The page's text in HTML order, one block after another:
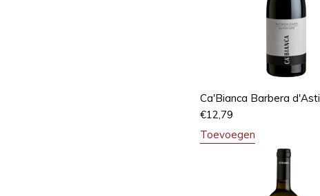
Ca'Bianca Barbera d'Asti
€12,79
Toevoegen